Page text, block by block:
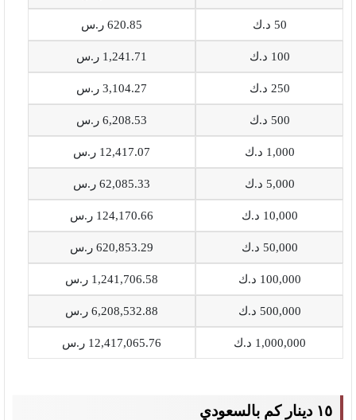
50 د.ك 620.85 ر.س
100 د.ك 1,241.71 ر.س
250 د.ك 3,104.27 ر.س
500 د.ك 6,208.53 ر.س
1,000 د.ك 12,417.07 ر.س
5,000 د.ك 62,085.33 ر.س
10,000 د.ك 124,170.66 ر.س
50,000 د.ك 620,853.29 ر.س
100,000 د.ك 1,241,706.58 ر.س
500,000 د.ك 6,208,532.88 ر.س
1,000,000 د.ك 12,417,065.76 ر.س
١٥ دينار كم بالسعودي